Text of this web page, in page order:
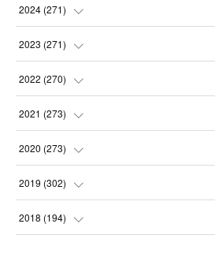
(14
(21
(21
2024 (271)
(21
(22
(23
(22
2023 (271)
(22
(23
(23
(21
2022 (270)
(23
(23
(22
(23
2021 (273)
(24
(23
(22
2020 (273)
(24
(22
2019 (302)
(23
2018 (194)